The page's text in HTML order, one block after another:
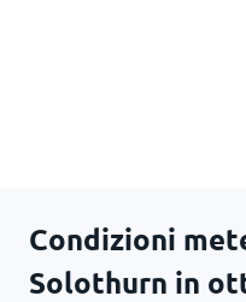
Condizioni
Solothurn in